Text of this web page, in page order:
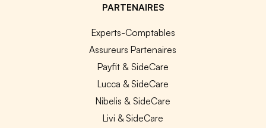
PARTENAIRES
Experts-Comptables
Assureurs Partenaires
Payfit & SideCare
Lucca & SideCare
Nibelis & SideCare
Livi & SideCare